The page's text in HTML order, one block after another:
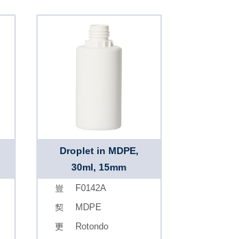
Droplet in MDPE,
30ml, 15mm
F0142A
MDPE
Rotondo